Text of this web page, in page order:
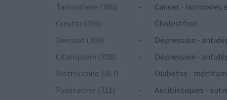
Tamoxifene (386)
-
Cancer - hormones
Crestor (366)
-
Cholestérol
Deroxat (366)
-
Dépression -
Citalopram (358)
-
Dépression -
Metformine (357)
-
Diabètes -
Pyostacine (311)
-
Antibiotiques -